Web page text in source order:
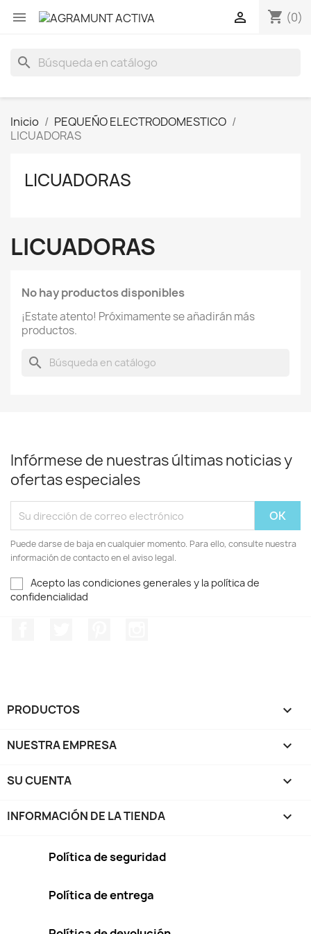
 shopping_cart (0)

search
Inicio
PEQUEÑO ELECTRODOMESTICO
LICUADORAS
LICUADORAS
LICUADORAS
No hay productos disponibles
¡Estate atento! Próximamente se añadirán más
productos.
search
Infórmese de nuestras últimas noticias y
ofertas especiales
Puede darse de baja en cualquier momento. Para ello, consulte nuestra
información de contacto en el aviso legal.
Acepto las condiciones generales y la política de
confidencialidad
PRODUCTOS 
NUESTRA EMPRESA 
SU CUENTA 
INFORMACIÓN DE LA TIENDA keyboard_arrow_down
Política de seguridad
Política de entrega